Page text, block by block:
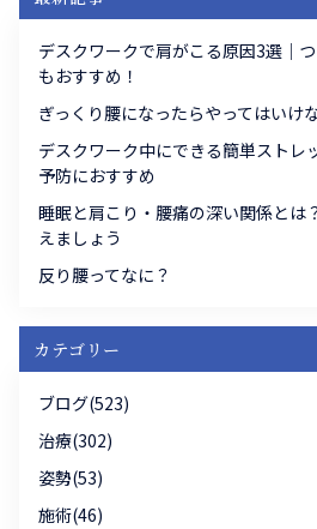
デスクワークで肩がこる原因3選｜
もおすすめ！
ぎっくり腰になったらやってはいけ
デスクワーク中にできる簡単ストレ
予防におすすめ
睡眠と肩こり・腰痛の深い関係とは
えましょう
反り腰ってなに？
カテゴリー
ブログ(523)
治療(302)
姿勢(53)
施術(46)